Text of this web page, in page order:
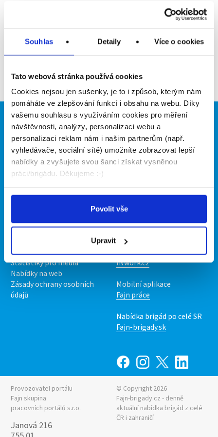
Souhlas Detaily Více o cookies
Tato webová stránka používá cookies
Cookies nejsou jen sušenky, je to i způsob, kterým nám
pomáháte ve zlepšování funkcí i obsahu na webu. Díky
vašemu souhlasu s využíváním cookies pro měření
návštěvnosti, analýzy, personalizaci webu a
personalizaci reklam nám i našim partnerům (např.
vyhledávače, sociální sítě) umožníte zobrazovat lepší
nabídky a zvyšujete svou šanci získat vysněnou
práci/brigádu. Děkujeme :-)
Povolit vše
Upravit
Brigádníci
Články
Hledané brigády
Firmy
Vložit inzerát
Ceník
Propagace
O portálu
Kontakt
O nás
Upravit předvolby cookies
Statistiky pro média
Nabídky na web
Zásady ochrany osobních
údajů
Fajn brigády
Nabídka práce z celé ČR
INwork.cz
Mobilní aplikace
Fajn práce
Nabídka brigád po celé SR
Fajn-brigady.sk
Provozovatel portálu
Fajn skupina
pracovních portálů s.r.o.
Janová 216
© Copyright 2026
Fajn-brigady.cz - denně
aktuální nabídka brigád z celé
ČR i zahraničí